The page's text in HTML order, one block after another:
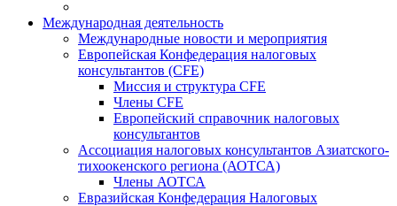
Международная деятельность
Международные новости и мероприятия
Европейская Конфедерация налоговых
консультантов (CFE)
Миссия и структура CFE
Члены CFE
Европейский справочник налоговых
консультантов
Ассоциация налоговых консультантов Азиатского-
тихоокенского региона (АОТСА)
Члены АОТСА
Евразийская Конфедерация Налоговых